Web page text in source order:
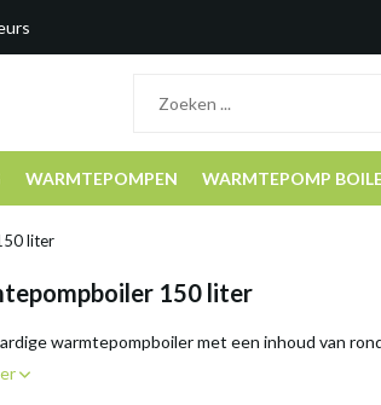
WARMTEPOMPEN WARMTEPOMP
liter
150 liter
warmtepompboiler met een inhoud van